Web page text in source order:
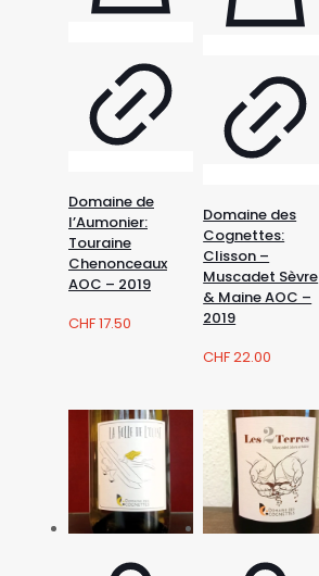
Domaine de
l’Aumonier:
Touraine
Chenonceaux
AOC – 2019
CHF17.50
Domaine des
Cognettes:
Clisson –
Muscadet Sèvre
& Maine AOC –
2019
CHF22.00